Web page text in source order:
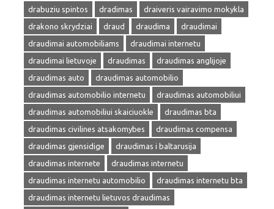
drabuziu spintos
dradimas
draiveris vairavimo mokykla
drakono skrydziai
draud draudima
draudimai
draudimai automobiliams
draudimai internetu
draudimai lietuvoje
draudimas
draudimas anglijoje
draudimas auto
draudimas automobilio
draudimas automobilio internetu
draudimas automobiliui
draudimas automobiliui skaiciuokle
draudimas bta
draudimas civilines atsakomybes
draudimas compensa
draudimas gjensidige
draudimas i baltarusija
draudimas internete
draudimas internetu
draudimas internetu automobilio
draudimas internetu bta
draudimas internetu lietuvos draudimas